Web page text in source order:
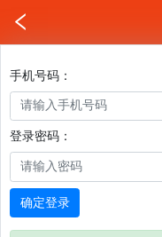
手机号码：
登录密码：
确定登录